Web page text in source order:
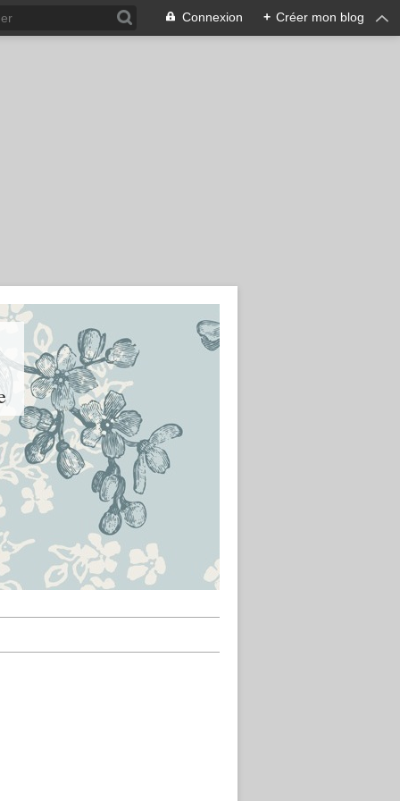
Connexion + Créer mon blog